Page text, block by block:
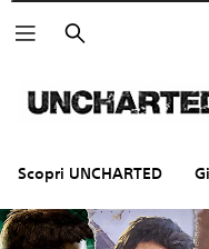
Cerca
Scopri UNCHARTED